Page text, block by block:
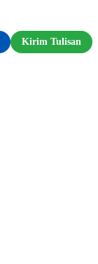
Kirim Tulisan